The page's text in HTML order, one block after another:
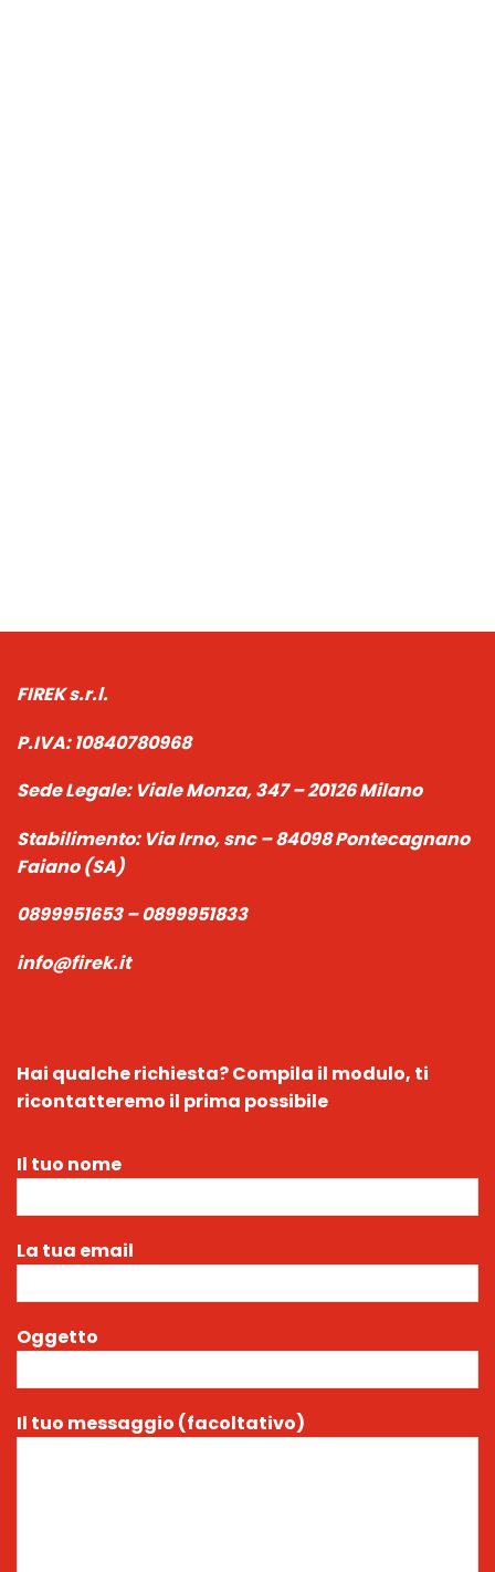
FIREK s.r.l.
P.IVA:10840780968
Sede Legale:Viale Monza, 347 – 20126 Milano
Stabilimento:Via Irno, snc – 84098 Pontecagnano
Faiano (SA)
0899951653 – 0899951833
info@firek.it
Hai qualche richiesta?Compila il modulo, ti
ricontatteremo il prima possibile
Il tuo nome
La tua email
Oggetto
Il tuo messaggio (facoltativo)